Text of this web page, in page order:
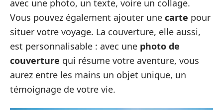
avec une photo, un texte, voire un collage.
Vous pouvez également ajouter une carte pour
situer votre voyage. La couverture, elle aussi,
est personnalisable : avec une photo de
couverture qui résume votre aventure, vous
aurez entre les mains un objet unique, un
témoignage de votre vie.